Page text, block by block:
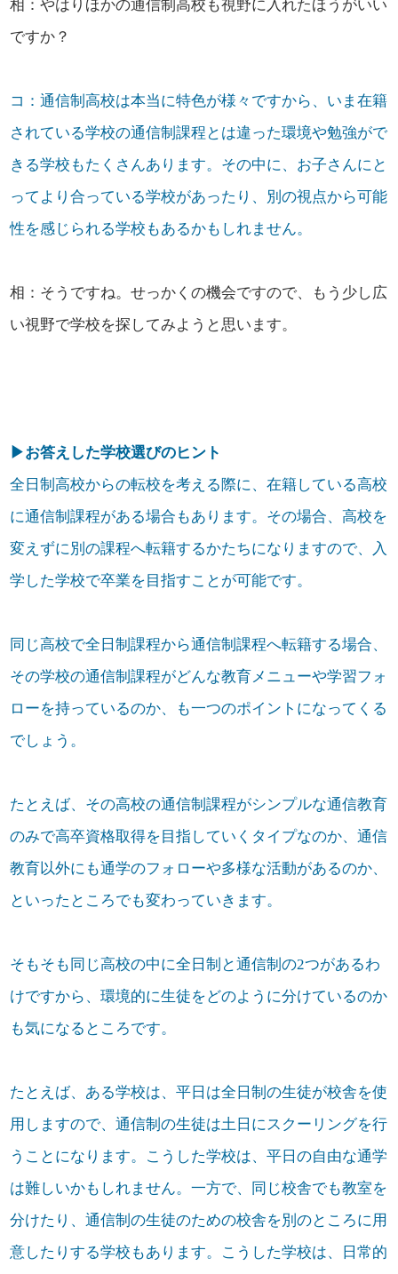
相：やはりほかの通信制高校も視野に入れたほうがいい
ですか？
コ：通信制高校は本当に特色が様々ですから、いま在籍
されている学校の通信制課程とは違った環境や勉強がで
きる学校もたくさんあります。その中に、お子さんにと
ってより合っている学校があったり、別の視点から可能
性を感じられる学校もあるかもしれません。
相：そうですね。せっかくの機会ですので、もう少し広
い視野で学校を探してみようと思います。
▶お答えした学校選びのヒント
全日制高校からの転校を考える際に、在籍している高校
に通信制課程がある場合もあります。その場合、高校を
変えずに別の課程へ転籍するかたちになりますので、入
学した学校で卒業を目指すことが可能です。
同じ高校で全日制課程から通信制課程へ転籍する場合、
その学校の通信制課程がどんな教育メニューや学習フォ
ローを持っているのか、も一つのポイントになってくる
でしょう。
たとえば、その高校の通信制課程がシンプルな通信教育
のみで高卒資格取得を目指していくタイプなのか、通信
教育以外にも通学のフォローや多様な活動があるのか、
といったところでも変わっていきます。
そもそも同じ高校の中に全日制と通信制の2つがあるわ
けですから、環境的に生徒をどのように分けているのか
も気になるところです。
たとえば、ある学校は、平日は全日制の生徒が校舎を使
用しますので、通信制の生徒は土日にスクーリングを行
うことになります。こうした学校は、平日の自由な通学
は難しいかもしれません。一方で、同じ校舎でも教室を
分けたり、通信制の生徒のための校舎を別のところに用
意したりする学校もあります。こうした学校は、日常的